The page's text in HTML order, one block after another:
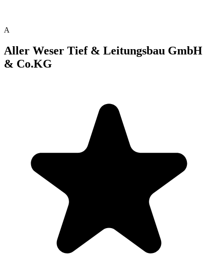
A
Aller Weser Tief & Leitungsbau GmbH
& Co.KG